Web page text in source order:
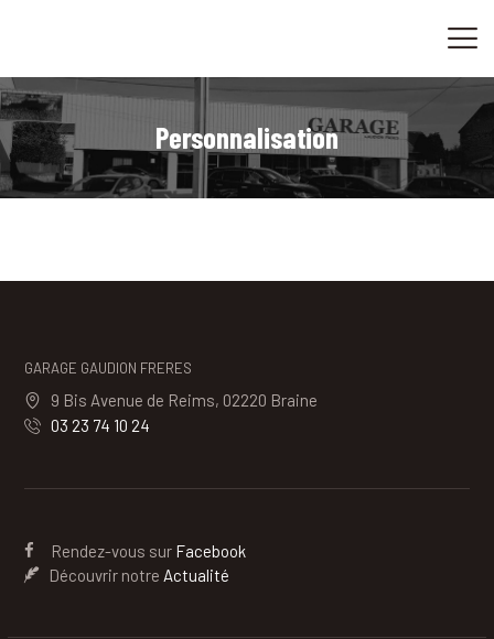
Personnalisation
CONVERSION-OPTIMISATION
CONTACT
GARAGE GAUDION FRERES
9 Bis Avenue de Reims, 02220 Braine
03 23 74 10 24
Rendez-vous sur Facebook
Découvrir notre Actualité